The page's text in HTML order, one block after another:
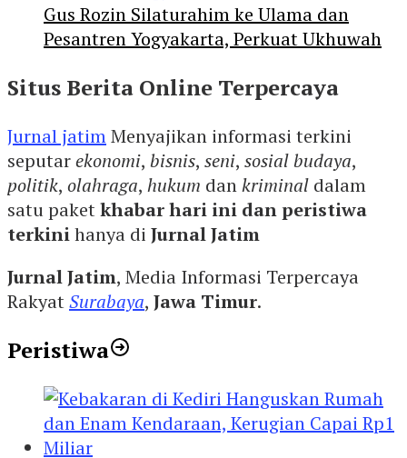
Gus Rozin Silaturahim ke Ulama dan
Pesantren Yogyakarta, Perkuat Ukhuwah
Situs Berita Online Terpercaya
Jurnal jatimMenyajikan informasi terkini
seputarekonomi, bisnis, seni, sosial budaya,
politik, olahraga, hukum dankriminal dalam
satu paketkhabar hari ini dan peristiwa
terkinihanya di Jurnal Jatim
Jurnal Jatim, Media Informasi Terpercaya
RakyatSurabaya, Jawa Timur.
Peristiwa